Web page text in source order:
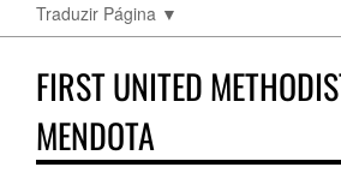
Traduzir Página ▼
FIRST UNITED
MENDOTA